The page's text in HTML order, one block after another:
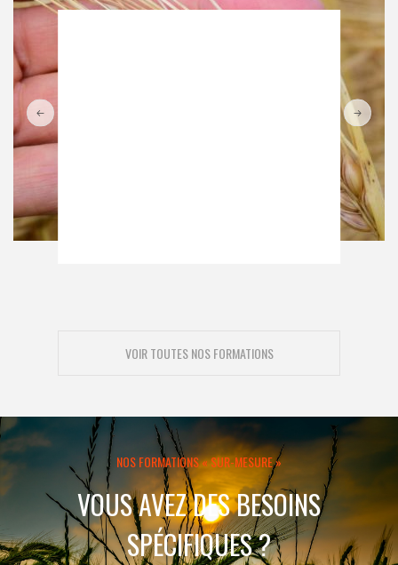
VOIR TOUTES NOS FORMATIONS
NOS FORMATIONS « SUR-MESURE »
VOUS AVEZ DES BESOINS
SPÉCIFIQUES ?